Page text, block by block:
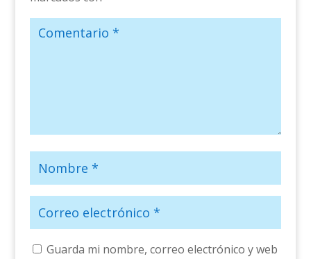
Guarda mi nombre, correo electrónico y web